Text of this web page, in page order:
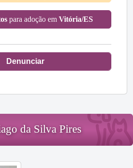
para adoção em Vitória/ES
Denunciar
da Silva Pires